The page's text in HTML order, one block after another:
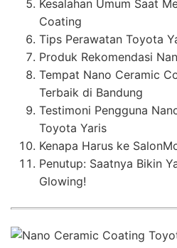
Kesalahan Umum Saat
Coating
Tips Perawatan Toyota
Produk Rekomendasi
Tempat Nano Ceramic
Terbaik di Bandung
Testimoni Pengguna
Toyota Yaris
Kenapa Harus ke
Penutup: Saatnya Bikin
Glowing!